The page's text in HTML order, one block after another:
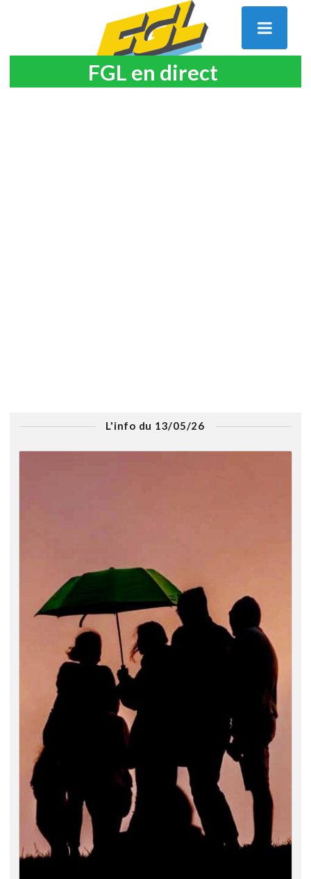
FGL en direct
L'info du 13/05/26